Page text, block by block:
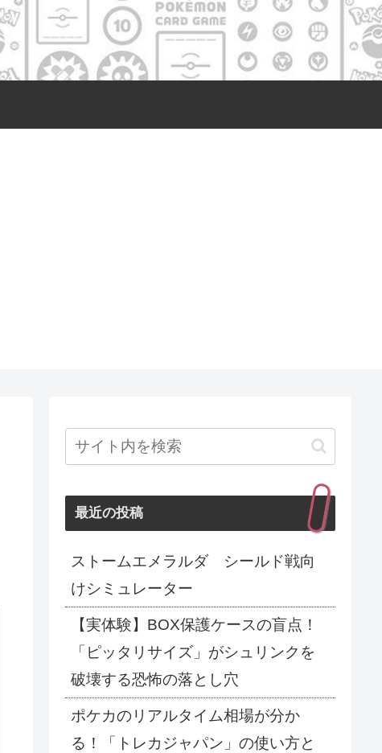
最近の投稿
ストームエメラルダ シールド戦向
けシミュレーター
【実体験】BOX保護ケースの盲点！
「ピッタリサイズ」がシュリンクを
破壊する恐怖の落とし穴
ポケカのリアルタイム相場が分か
る！「トレカジャパン」の使い方と